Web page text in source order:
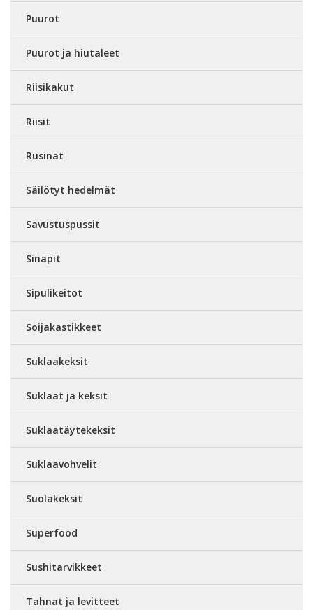
Puurot
Puurot ja hiutaleet
Riisikakut
Riisit
Rusinat
Säilötyt hedelmät
Savustuspussit
Sinapit
Sipulikeitot
Soijakastikkeet
Suklaakeksit
Suklaat ja keksit
Suklaatäytekeksit
Suklaavohvelit
Suolakeksit
Superfood
Sushitarvikkeet
Tahnat ja levitteet